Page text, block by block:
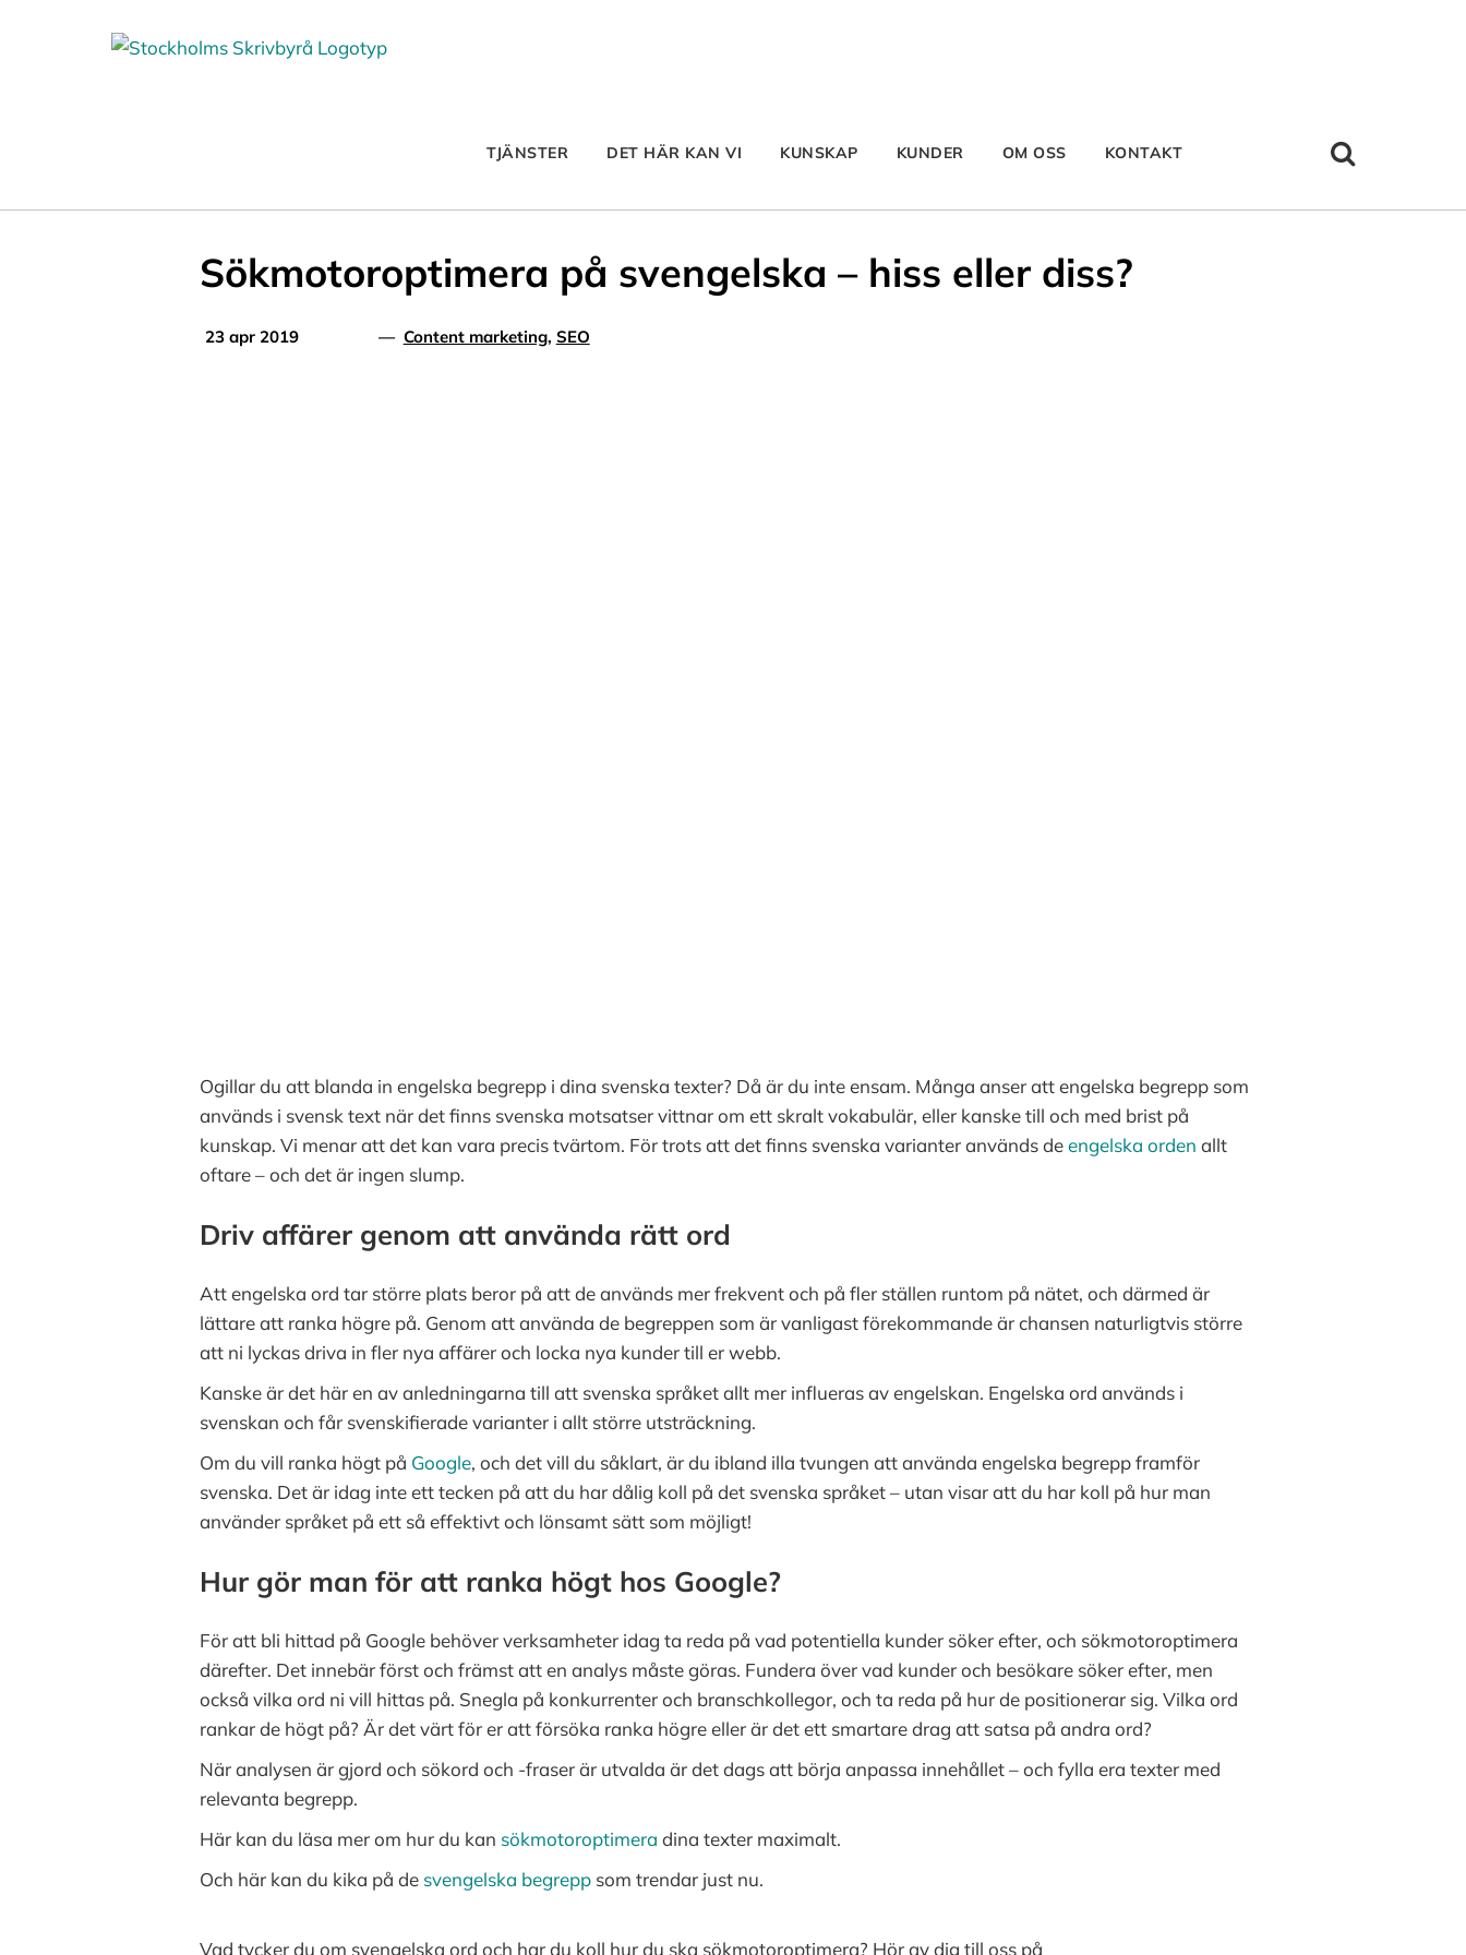
TJÄNSTER DET HÄR KAN VI KUNSKAP KUNDER OM OSS KONTAKT
Sökmotoroptimera på svengelska – hiss eller diss?
23 apr 2019 — Content marketing, SEO
Ogillar du att blanda in engelska begrepp i dina svenska texter? Då är du inte ensam. Många anser att engelska begrepp som
används i svensk text när det finns svenska motsatser vittnar om ett skralt vokabulär, eller kanske till och med brist på
kunskap. Vi menar att det kan vara precis tvärtom. För trots att det finns svenska varianter används deengelska orden allt
oftare – och det är ingen slump.
Driv affärer genom att använda rätt ord
Att engelska ord tar större plats beror på att de används mer frekvent och på fler ställen runtom på nätet, och därmed är
lättare att ranka högre på. Genom att använda de begreppen som är vanligast förekommande är chansen naturligtvis större
att ni lyckas driva in fler nya affärer och locka nya kunder till er webb.
Kanske är det här en av anledningarna till att svenska språket allt mer influeras av engelskan. Engelska ord används i
svenskan och får svenskifierade varianter i allt större utsträckning.
Om du vill ranka högt på Google, och det vill du såklart, är du ibland illa tvungen att använda engelska begrepp framför
svenska. Det är idag inte ett tecken på att du har dålig koll på det svenska språket – utan visar att du har koll på hur man
använder språket på ett så effektivt och lönsamt sätt som möjligt!
Hur gör man för att ranka högt hos Google?
För att bli hittad på Google behöver verksamheter idag ta reda på vad potentiella kunder söker efter, och sökmotoroptimera
därefter. Det innebär först och främst att en analys måste göras. Fundera över vad kunder och besökare söker efter, men
också vilka ord ni vill hittas på. Snegla på konkurrenter och branschkollegor, och ta reda på hur de positionerar sig. Vilka ord
rankar de högt på? Är det värt för er att försöka ranka högre eller är det ett smartare drag att satsa på andra ord?
När analysen är gjord och sökord och -fraser är utvalda är det dags att börja anpassa innehållet – och fylla era texter med
relevanta begrepp.
Här kan du läsa mer om hur du kan sökmotoroptimera dina texter maximalt.
Och här kan du kika på de svengelska begrepp som trendar just nu.
Vad tycker du om svengelska ord och har du koll hur du ska sökmotoroptimera? Hör av dig till oss på